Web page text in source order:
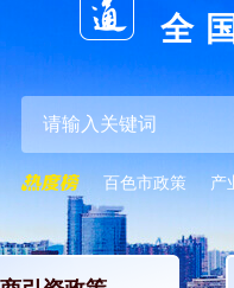
全
百色市政策 产